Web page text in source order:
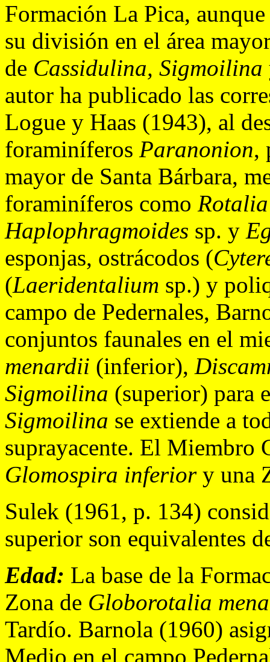
Formación La Pica,
su división en el área
de Cassidulina, Sigmoilina
autor ha publicado las
Logue y Haas (1943), al
foraminíferos Paranonion,
mayor de Santa Bárbara,
foraminíferos como
Haplophragmoides sp. y
esponjas, ostrácodos (
(Laeridentalium sp.) y
campo de Pedernales,
conjuntos faunales en el
menardii (inferior),
Sigmoilina (superior) para
Sigmoilina se extiende a
suprayacente. El Miembro
Glomospira inferiory una
Sulek (1961, p. 134)
superior son equivalentes
Edad: La base de la
Zona de Globorotalia
Tardío. Barnola (1960)
Medio en el campo